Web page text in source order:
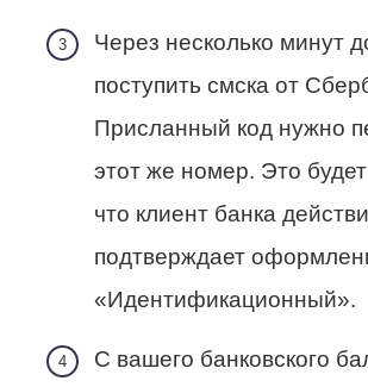
Через несколько минут
поступить смска от
Присланный код нужно
этот же номер. Это
что клиент банка
подтверждает
«Идентификационный».
С вашего банковского